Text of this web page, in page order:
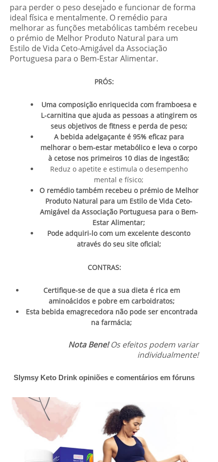
para perder o peso desejado e funcionar de forma
ideal física e mentalmente. O remédio para
melhorar as funções metabólicas também recebeu
o prémio de Melhor Produto Natural para um
Estilo de Vida Ceto-Amigável da Associação
Portuguesa para o Bem-Estar Alimentar.
PRÓS:
Uma composição enriquecida com framboesa e
L-carnitina que ajuda as pessoas a atingirem os
seus objetivos de fitness e perda de peso;
A bebida adelgaçante é 95% eficaz para
melhorar o bem-estar metabólico e leva o corpo
à cetose nos primeiros 10 dias de ingestão;
Reduz o apetite e estimula o desempenho
mental e físico;
O remédio também recebeu o prémio de Melhor
Produto Natural para um Estilo de Vida Ceto-
Amigável da Associação Portuguesa para o Bem-
Estar Alimentar;
Pode adquiri-lo com um excelente desconto
através do seu site oficial;
CONTRAS:
Certifique-se de que a sua dieta é rica em
aminoácidos e pobre em carboidratos;
Esta bebida emagrecedora não pode ser encontrada
na farmácia;
Nota Bene!Os efeitos podem variar
individualmente!
Slymsy Keto Drink opiniões e comentários em fóruns